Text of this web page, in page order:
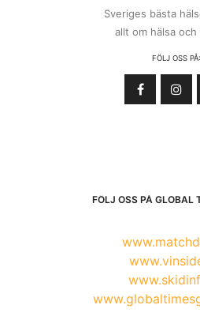
Sveriges bästa
allt om hälsa
FÖLJ OSS PÅ:
FÖLJ OSS PÅ GLOBAL